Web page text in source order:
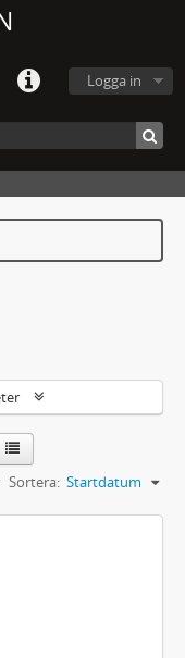
Logga in
Sortera: Startdatum